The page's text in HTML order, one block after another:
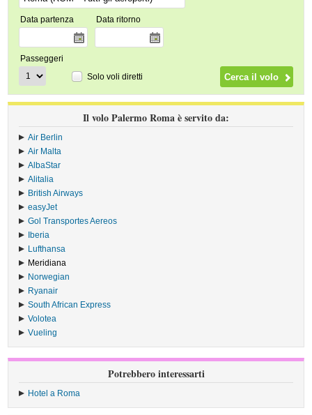
Data partenza Data ritorno
Passeggeri
Solo voli diretti
Il volo Palermo Roma è servito da:
Air Berlin
Air Malta
AlbaStar
Alitalia
British Airways
easyJet
Gol Transportes Aereos
Iberia
Lufthansa
Meridiana
Norwegian
Ryanair
South African Express
Volotea
Vueling
Potrebbero interessarti
Hotel a Roma